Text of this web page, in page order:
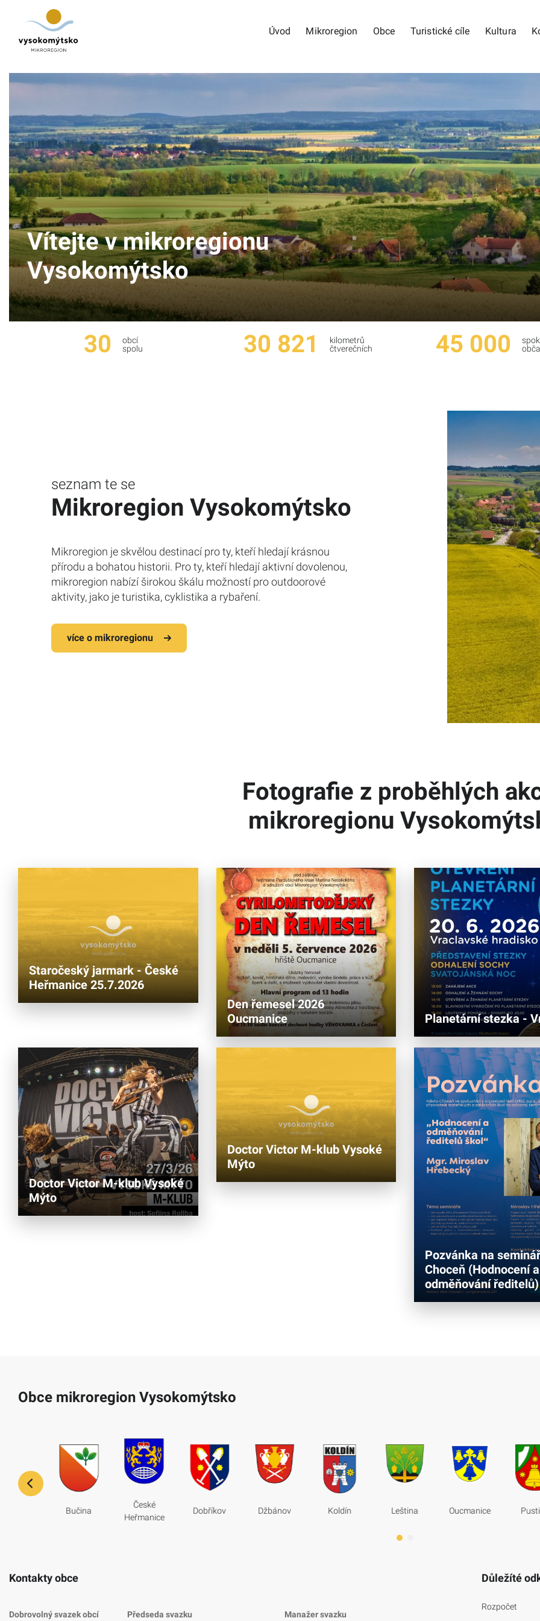
Úvod Mikroregion Obce Turistické cíle Kultura
Vítejte v mikroregionu
Vysokomýtsko
30
obcí
spolu
30 821
kilometrů
čtverečních
45 000
seznam te se
Mikroregion Vysokomýtsko
Mikroregion je skvělou destinací pro ty, kteří hledají krásnou
přírodu a bohatou historii. Pro ty, kteří hledají aktivní dovolenou,
mikroregion nabízí širokou škálu možností pro outdoorové
aktivity, jako je turistika, cyklistika a rybaření.
více o mikroregionu
Fotografie z proběhlých
mikroregionu
Staročeský jarmark - České
Heřmanice 25.7.2026
Den řemesel 2026
Oucmanice
Planetární stezka -
Doctor Victor M-klub Vysoké
Mýto
Doctor Victor M-klub Vysoké
Mýto
Pozvánka na
Choceň (Hodnocení a
odměňování ředitelů)
Obce mikroregion Vysokomýtsko
Bučina
České
Heřmanice
Dobříkov Džbánov Koldín Leština Oucmanice
Kontakty obce
Dobrovolný svazek obcí
Předseda svazku
Manažer svazku
Důležíté
Rozpočet
Mikroregion
Turistické cíle
Kultura
Kontakt